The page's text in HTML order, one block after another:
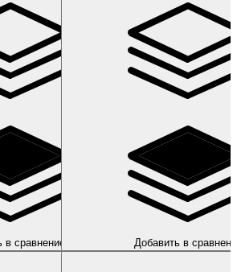
в сравнение Добавить в